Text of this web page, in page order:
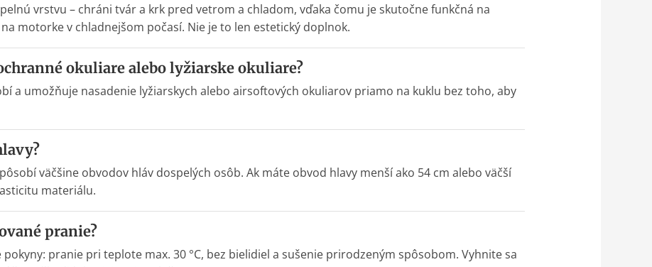
vrstvu – chráni tvár a krk pred vetrom a chladom, vďaka čomu je skutočne funkčná na
motorke v chladnejšom počasí. Nie je to len estetický doplnok.
okuliare alebo lyžiarske okuliare?
a umožňuje nasadenie lyžiarskych alebo airsoftových okuliarov priamo na kuklu bez toho, aby
väčšine obvodov hláv dospelých osôb. Ak máte obvod hlavy menší ako 54 cm alebo väčší
materiálu.
pranie?
pranie pri teplote max. 30 °C, bez bielidiel a sušenie prirodzeným spôsobom. Vyhnite sa